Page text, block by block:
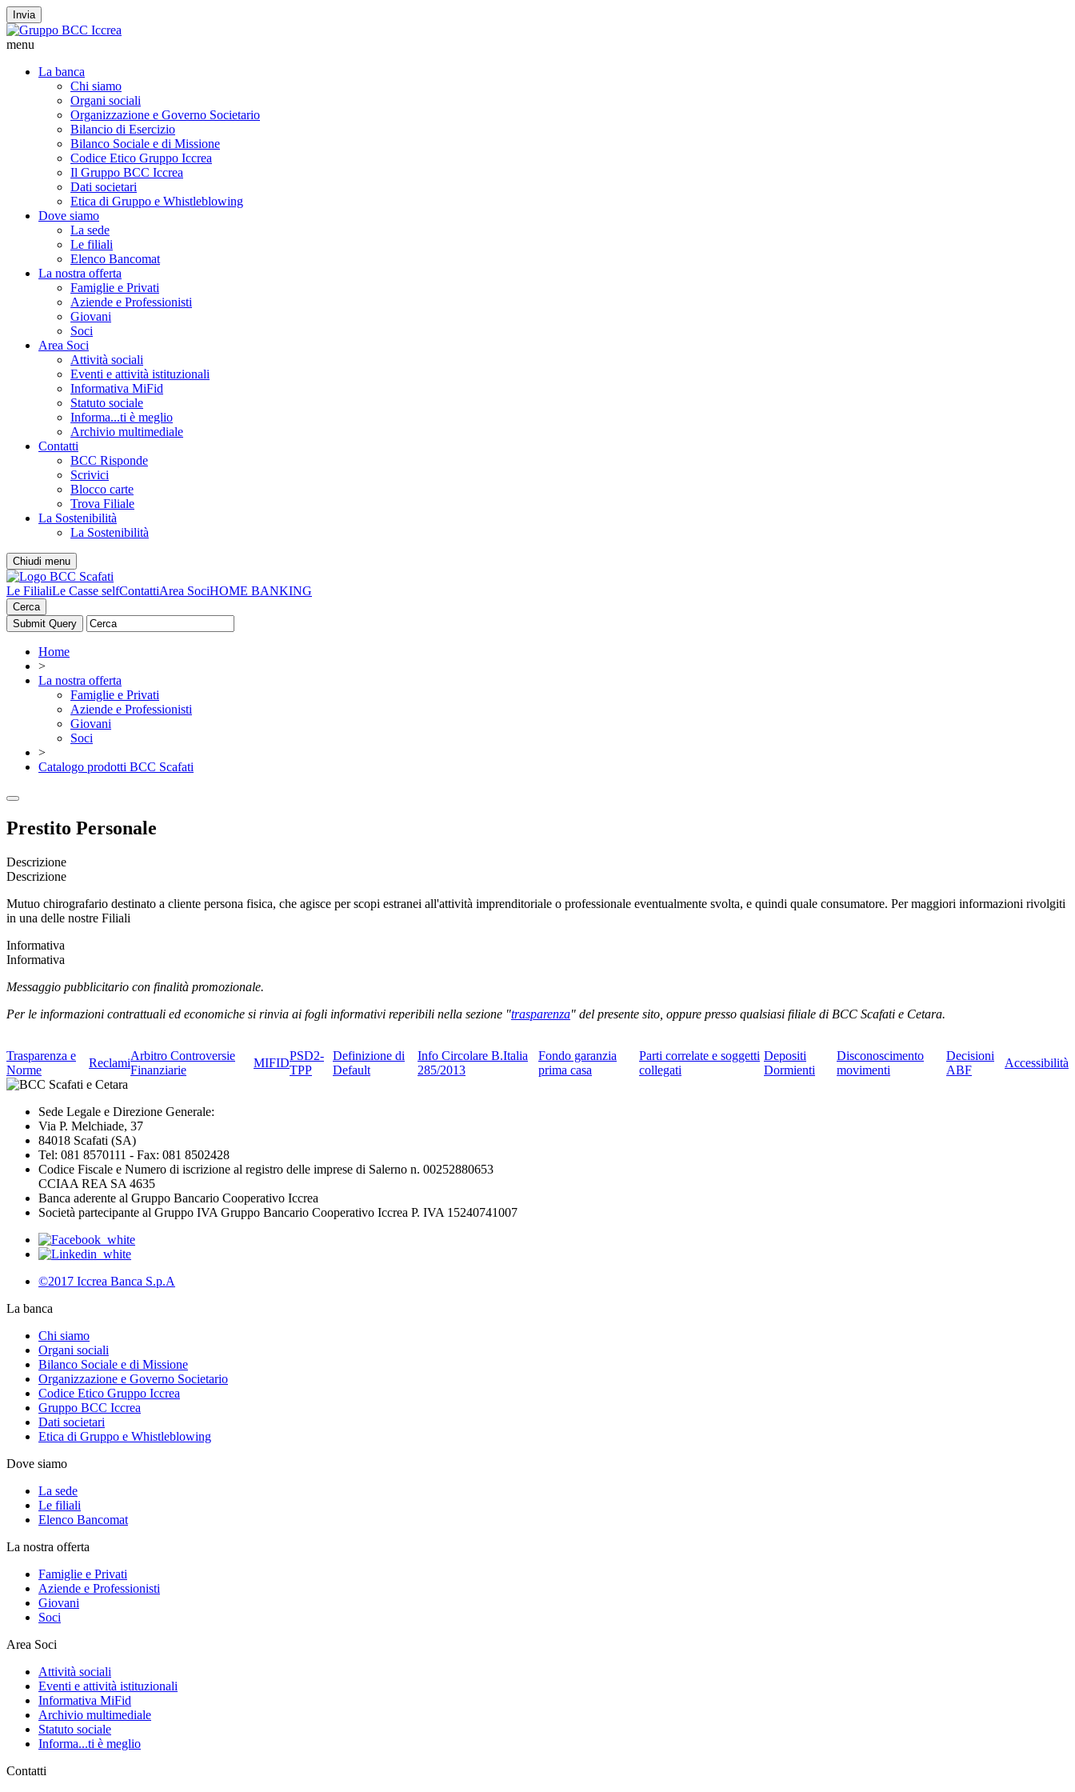
Invia
menu
La banca
Chi siamo
Organi sociali
Organizzazione e Governo Societario
Bilancio di Esercizio
Bilanco Sociale e di Missione
Codice Etico Gruppo Iccrea
Il Gruppo BCC Iccrea
Dati societari
Etica di Gruppo e Whistleblowing
Dove siamo
La sede
Le filiali
Elenco Bancomat
La nostra offerta
Famiglie e Privati
Aziende e Professionisti
Giovani
Soci
Area Soci
Attività sociali
Eventi e attività istituzionali
Informativa MiFid
Statuto sociale
Informa...ti è meglio
Archivio multimediale
Contatti
BCC Risponde
Scrivici
Blocco carte
Trova Filiale
La Sostenibilità
La Sostenibilità
Chiudi menu
Le FilialiLe Casse selfContattiArea SociHOME BANKING
Cerca
Home
>
La nostra offerta
Famiglie e Privati
Aziende e Professionisti
Giovani
Soci
>
Catalogo prodotti BCC Scafati
Prestito Personale
Descrizione
Descrizione
Mutuo chirografario destinato a cliente persona fisica, che agisce per scopi estranei all'attività imprenditoriale o professionale eventualmente svolta, e quindi quale consumatore. Per maggiori informazioni rivolgiti
in una delle nostre Filiali
Informativa
Informativa
Messaggio pubblicitario con finalità promozionale.
Per le informazioni contrattuali ed economiche si rinvia ai fogli informativi reperibili nella sezione "trasparenza" del presente sito, oppure presso qualsiasi filiale di BCC Scafati e Cetara.
Trasparenza e
Norme
Reclami
Arbitro Controversie
Finanziarie
MIFID
PSD2-
TPP
Definizione di
Default
Info Circolare B.Italia
285/2013
Fondo garanzia
prima casa
Parti correlate e soggetti
collegati
Depositi
Dormienti
Disconoscimento
movimenti
Decisioni
ABF
Accessibilità
Sede Legale e Direzione Generale:
Via P. Melchiade, 37
84018 Scafati (SA)
Tel: 081 8570111 - Fax: 081 8502428
Codice Fiscale e Numero di iscrizione al registro delle imprese di Salerno n. 00252880653
CCIAA REA SA 4635
Banca aderente al Gruppo Bancario Cooperativo Iccrea
Società partecipante al Gruppo IVA Gruppo Bancario Cooperativo Iccrea P. IVA 15240741007
©2017 Iccrea Banca S.p.A
La banca
Chi siamo
Organi sociali
Bilanco Sociale e di Missione
Organizzazione e Governo Societario
Codice Etico Gruppo Iccrea
Gruppo BCC Iccrea
Dati societari
Etica di Gruppo e Whistleblowing
Dove siamo
La sede
Le filiali
Elenco Bancomat
La nostra offerta
Famiglie e Privati
Aziende e Professionisti
Giovani
Soci
Area Soci
Attività sociali
Eventi e attività istituzionali
Informativa MiFid
Archivio multimediale
Statuto sociale
Informa...ti è meglio
Contatti